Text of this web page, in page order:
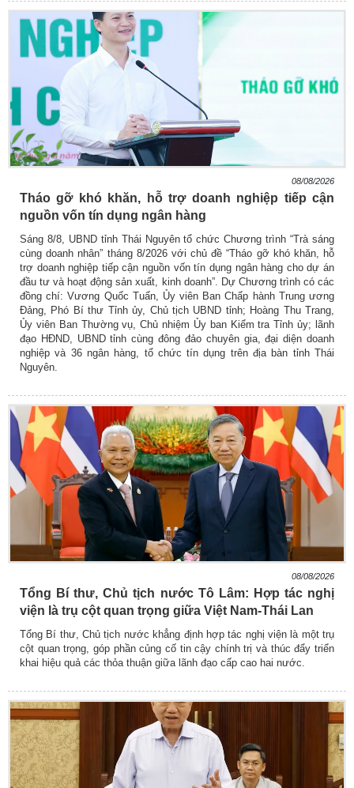
08/08/2026
Tháo gỡ khó khăn, hỗ trợ doanh nghiệp tiếp cận
nguồn vốn tín dụng ngân hàng
Sáng 8/8, UBND tỉnh Thái Nguyên tổ chức Chương trình “Trà sáng
cùng doanh nhân” tháng 8/2026 với chủ đề “Tháo gỡ khó khăn, hỗ
trợ doanh nghiệp tiếp cận nguồn vốn tín dụng ngân hàng cho dự án
đầu tư và hoạt động sản xuất, kinh doanh”. Dự Chương trình có các
đồng chí: Vương Quốc Tuấn, Ủy viên Ban Chấp hành Trung ương
Đảng, Phó Bí thư Tỉnh ủy, Chủ tịch UBND tỉnh; Hoàng Thu Trang,
Ủy viên Ban Thường vụ, Chủ nhiệm Ủy ban Kiểm tra Tỉnh ủy; lãnh
đạo HĐND, UBND tỉnh cùng đông đảo chuyên gia, đại diện doanh
nghiệp và 36 ngân hàng, tổ chức tín dụng trên địa bàn tỉnh Thái
Nguyên.
08/08/2026
Tổng Bí thư, Chủ tịch nước Tô Lâm: Hợp tác nghị
viện là trụ cột quan trọng giữa Việt Nam-Thái Lan
Tổng Bí thư, Chủ tịch nước khẳng định hợp tác nghị viện là một trụ
cột quan trọng, góp phần củng cố tin cậy chính trị và thúc đẩy triển
khai hiệu quả các thỏa thuận giữa lãnh đạo cấp cao hai nước.